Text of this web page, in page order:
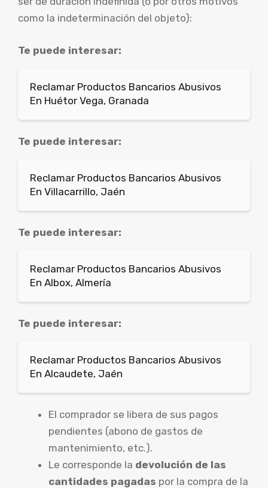
como la indeterminación del objeto):
Te puede interesar:
Reclamar Productos Bancarios Abusivos
En Huétor Vega, Granada
Te puede interesar:
Reclamar Productos Bancarios Abusivos
En Villacarrillo, Jaén
Te puede interesar:
Reclamar Productos Bancarios Abusivos
En Albox, Almería
Te puede interesar:
Reclamar Productos Bancarios Abusivos
En Alcaudete, Jaén
El comprador se libera de sus pagos
pendientes (abono de gastos de
mantenimiento, etc.).
Le corresponde la devolución de las
cantidades pagadas por la compra de la